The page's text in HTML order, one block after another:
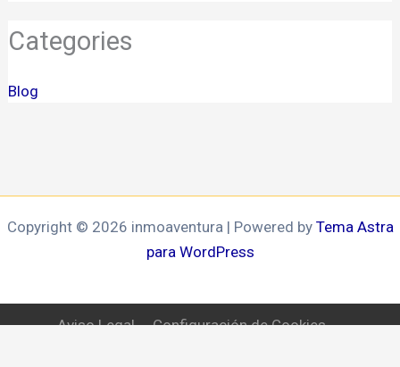
Categories
Blog
Copyright © 2026 inmoaventura | Powered by Tema Astra
para WordPress
Aviso Legal
Configuración de Cookies